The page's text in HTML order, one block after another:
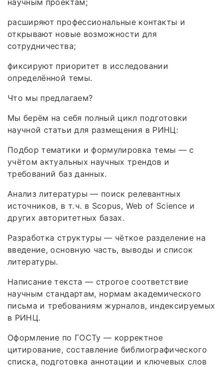
расширяют профессиональные контакты и
открывают новые возможности для
сотрудничества;
фиксируют приоритет в исследовании
определённой темы.
Что мы предлагаем?
Мы берём на себя полный цикл подготовки
научной статьи для размещения в РИНЦ:
Подбор тематики и формулировка темы — с
учётом актуальных научных трендов и
требований баз данных.
Анализ литературы — поиск релевантных
источников, в т. ч. в Scopus, Web of Science и
других авторитетных базах.
Разработка структуры — чёткое разделение на
введение, основную часть, выводы и список
литературы.
Написание текста — строгое соответствие
научным стандартам, нормам академического
письма и требованиям журналов, индексируемых
в РИНЦ.
Оформление по ГОСТу — корректное
цитирование, составление библиографического
списка, подготовка аннотации и ключевых слов